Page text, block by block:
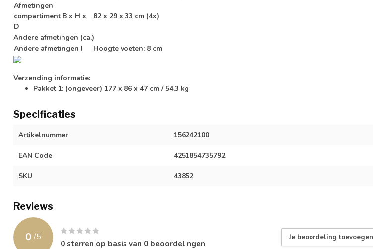
Afmetingen
compartiment B x H x
D
82 x 29 x 33 cm (4x)
Andere afmetingen (ca.)
Andere afmetingen I
Hoogte voeten: 8 cm
Verzending informatie:
Pakket 1: (ongeveer) 177 x 86 x 47 cm / 54,3 kg
Specificaties
Artikelnummer 156242100
EAN Code 4251854735792
SKU 43852
Reviews
0 /5
0sterren op basis van 0 beoordelingen
Je beoordeling toevoegen